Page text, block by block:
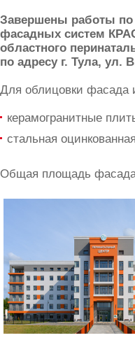
Завершены работы по
фасадных систем
областного
по адресу г. Тула, ул.
Для облицовки фасада
керамогранитные
стальная
Общая площадь